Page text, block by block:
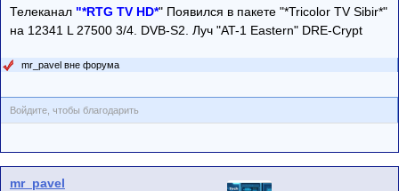
Телеканал "*RTG TV HD*" Появился в пакете "*Tricolor TV Sibir*"
на 12341 L 27500 3/4. DVB-S2. Луч "AT-1 Eastern" DRE-Crypt
mr_pavel вне форума
Войдите, чтобы благодарить
mr_pavel